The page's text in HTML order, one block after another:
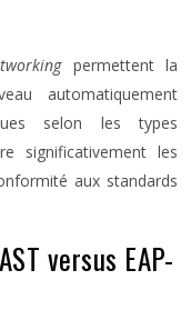
permettent la
automatiquement
selon les types
significativement les
aux standards
versus EAP-